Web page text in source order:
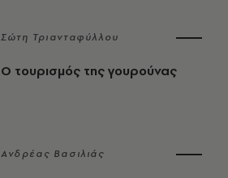
Σώτη Τριανταφύλλου
Ο τουρισμός της γουρούνας
Ανδρέας Βασιλιάς